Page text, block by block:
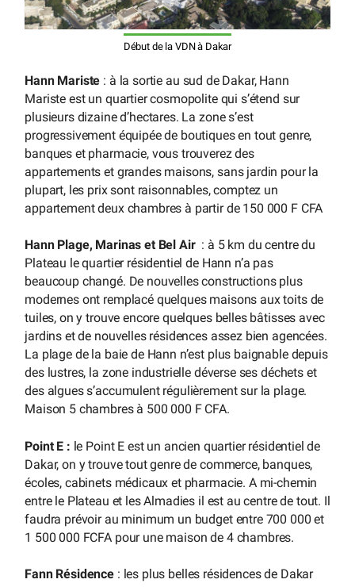
Début de la VDN à Dakar
Hann Mariste : à la sortie au sud de Dakar, Hann
Mariste est un quartier cosmopolite qui s’étend sur
plusieurs dizaine d’hectares. La zone s’est
progressivement équipée de boutiques en tout genre,
banques et pharmacie, vous trouverez des
appartements et grandes maisons, sans jardin pour la
plupart, les prix sont raisonnables, comptez un
appartement deux chambres à partir de 150 000 F CFA
Hann Plage, Marinas et Bel Air : à 5 km du centre du
Plateau le quartier résidentiel de Hann n’a pas
beaucoup changé. De nouvelles constructions plus
modernes ont remplacé quelques maisons aux toits de
tuiles, on y trouve encore quelques belles bâtisses avec
jardins et de nouvelles résidences assez bien agencées.
La plage de la baie de Hann n’est plus baignable depuis
des lustres, la zone industrielle déverse ses déchets et
des algues s’accumulent régulièrement sur la plage.
Maison 5 chambres à 500 000 F CFA.
Point E : le Point E est un ancien quartier résidentiel de
Dakar, on y trouve tout genre de commerce, banques,
écoles, cabinets médicaux et pharmacie. A mi-chemin
entre le Plateau et les Almadies il est au centre de tout. Il
faudra prévoir au minimum un budget entre 700 000 et
1 500 000 FCFA pour une maison de 4 chambres.
Fann Résidence : les plus belles résidences de Dakar